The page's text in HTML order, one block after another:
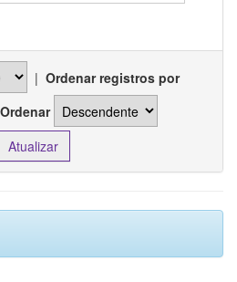
| Ordenar registros por
Ordenar